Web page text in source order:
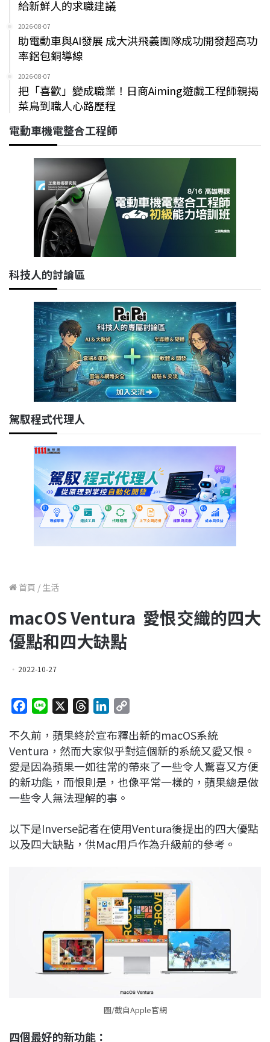
給新鮮人的求職建議
2026-08-07
助電動車與AI發展 成大洪飛義團隊成功開發超高功
率鋁包銅導線
2026-08-07
把「喜歡」變成職業！日商Aiming遊戲工程師親揭
菜鳥到職人心路歷程
電動車機電整合工程師
科技人的討論區
駕馭程式代理人